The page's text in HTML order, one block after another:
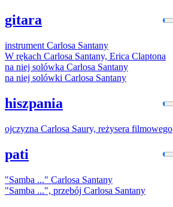
gitara
instrument Carlosa Santany
W rękach Carlosa Santany, Erica Claptona
na niej solówka Carlosa Santany
na niej solówki Carlosa Santany
hiszpania
ojczyzna Carlosa Saury, reżysera filmowego
pati
"Samba ..." Carlosa Santany
"Samba ...", przebój Carlosa Santany